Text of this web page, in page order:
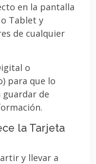
en la pantalla
Tablet y
de cualquier
o
para que lo
guardar de
la Tarjeta
y llevar a